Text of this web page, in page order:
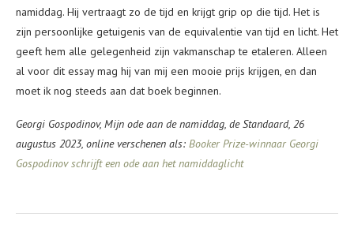
namiddag. Hij vertraagt zo de tijd en krijgt grip op die tijd. Het is
zijn persoonlijke getuigenis van de equivalentie van tijd en licht. Het
geeft hem alle gelegenheid zijn vakmanschap te etaleren. Alleen
al voor dit essay mag hij van mij een mooie prijs krijgen, en dan
moet ik nog steeds aan dat boek beginnen.
Georgi Gospodinov, Mijn ode aan de namiddag, de Standaard, 26
augustus 2023, online verschenen als: Booker Prize-winnaar Georgi
Gospodinov schrijft een ode aan het namiddaglicht